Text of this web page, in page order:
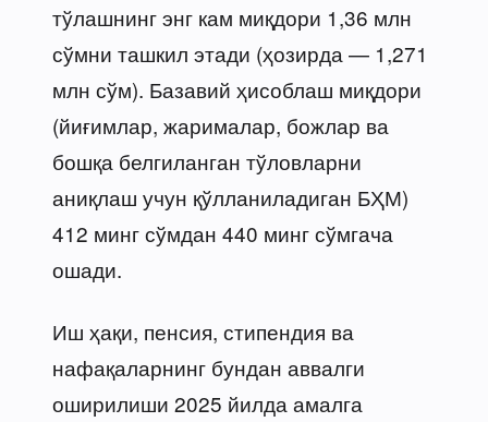
тўлашнинг энг кам миқдори 1,36 млн
сўмни ташкил этади (ҳозирда — 1,271
млн сўм). Базавий ҳисоблаш миқдори
(йиғимлар, жарималар, божлар ва
бошқа белгиланган тўловларни
аниқлаш учун қўлланиладиган БҲМ)
412 минг сўмдан 440 минг сўмгача
ошади.
Иш ҳақи, пенсия, стипендия ва
нафақаларнинг бундан аввалги
оширилиши 2025 йилда амалга